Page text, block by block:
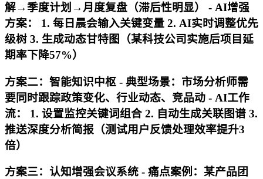
解→季度计划→月度复盘（滞后性明显） - AI增强
方案： 1. 每日晨会输入关键变量 2. AI实时调整优先
级树 3. 生成动态甘特图（某科技公司实施后项目延
期率下降57%）
方案二：智能知识中枢 - 典型场景：市场分析师需
要同时跟踪政策变化、行业动态、竞品动 - AI工作
流： 1. 设置监控关键词组合 2. 自动生成关联图谱 3.
推送深度分析简报（测试用户反馈处理效率提升3
倍）
方案三：认知增强会议系统 - 痛点案例 ：某产品团